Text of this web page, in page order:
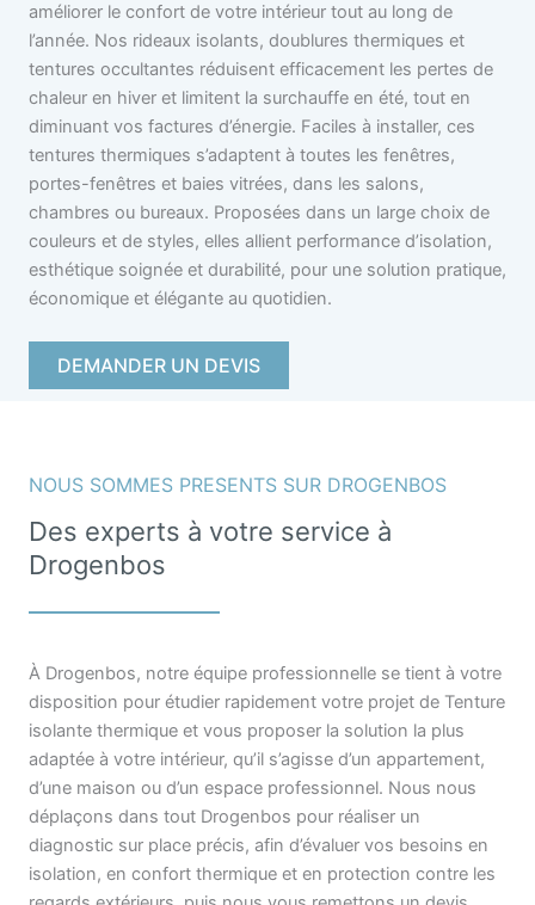
améliorer le confort de votre intérieur tout au long de
l’année. Nos rideaux isolants, doublures thermiques et
tentures occultantes réduisent efficacement les pertes de
chaleur en hiver et limitent la surchauffe en été, tout en
diminuant vos factures d’énergie. Faciles à installer, ces
tentures thermiques s’adaptent à toutes les fenêtres,
portes-fenêtres et baies vitrées, dans les salons,
chambres ou bureaux. Proposées dans un large choix de
couleurs et de styles, elles allient performance d’isolation,
esthétique soignée et durabilité, pour une solution pratique,
économique et élégante au quotidien.
DEMANDER UN DEVIS
NOUS SOMMES PRESENTS SUR DROGENBOS
Des experts à votre service à
Drogenbos
À Drogenbos, notre équipe professionnelle se tient à votre
disposition pour étudier rapidement votre projet de Tenture
isolante thermique et vous proposer la solution la plus
adaptée à votre intérieur, qu’il s’agisse d’un appartement,
d’une maison ou d’un espace professionnel. Nous nous
déplaçons dans tout Drogenbos pour réaliser un
diagnostic sur place précis, afin d’évaluer vos besoins en
isolation, en confort thermique et en protection contre les